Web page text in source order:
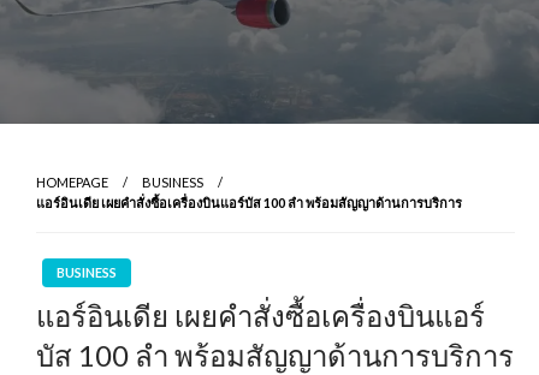
HOMEPAGE
BUSINESS
แอร์อินเดีย เผยคำสั่งซื้อเครื่องบินแอร์บัส 100 ลำ พร้อมสัญญาด้านการบริการ
BUSINESS
แอร์อินเดีย เผยคำสั่งซื้อเครื่องบินแอร์
บัส 100 ลำ พร้อมสัญญาด้านการบริการ